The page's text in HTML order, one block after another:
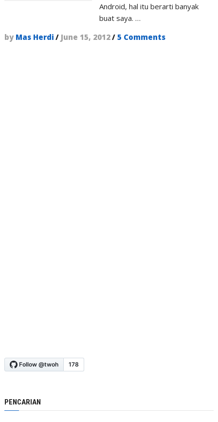
Android, hal itu berarti banyak
buat saya. …
by Mas Herdi / June 15, 2012/ 5 Comments
PENCARIAN